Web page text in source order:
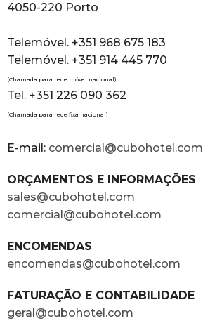
4050-220 Porto
Telemóvel. +351 968 675 183
Telemóvel. +351 914 445 770
(Chamada para rede móvel nacional)
Tel. +351 226 090 362
(Chamada para rede fixa nacional)
E-mail: comercial@cubohotel.com
ORÇAMENTOS E INFORMAÇÕES
sales@cubohotel.com
comercial@cubohotel.com
ENCOMENDAS
encomendas@cubohotel.com
FATURAÇÃO E CONTABILIDADE
geral@cubohotel.com